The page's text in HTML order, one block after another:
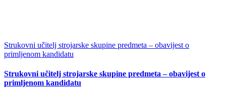
Strukovni učitelj strojarske skupine predmeta – obavijest o
primljenom kandidatu
Strukovni učitelj strojarske skupine predmeta – obavijest o
primljenom kandidatu